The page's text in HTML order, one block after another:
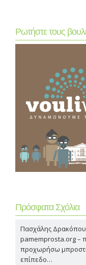
Ρωτήστε τους
Πρόσφατα Σχόλια
Πασχάλης
pamemprosta.org –
προχωρήσω
επίπεδο…